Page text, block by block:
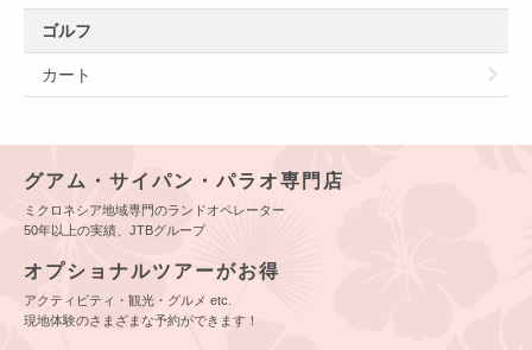
ゴルフ
カート
グアム・サイパン・パラオ専門店
ミクロネシア地域専門のランドオペレーター
50年以上の実績、JTBグループ
オプショナルツアーがお得
アクティビティ・観光・グルメ etc.
現地体験のさまざまな予約ができます！